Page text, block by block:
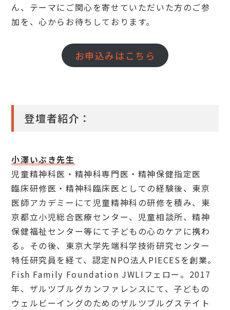
ん、テーマにご関心を寄せていただいた方のご参
加を、心からお待ちしております。
お申込みはこちら
登壇者紹介：
小澤いぶき先生
児童精神科医・精神科専門医・精神保健指定医
臨床研修医・精神科臨床医としての経験後、東京
医師アカデミーにて児童精神科の研修を積み、東
京都立小児総合医療センター、児童相談所、精神
保健福祉センター等にて子どもの心のケアに携わ
る。その後、東京大学先端科学技術研究センター
特任研究員を経て、認定NPO法人PIECESを創業。
Fish Family Foundation JWLIフェロー。2017
年、ザルツブルグカンファレンスにて、子どもの
ウェルビーイングのためのザルツブルグステイト